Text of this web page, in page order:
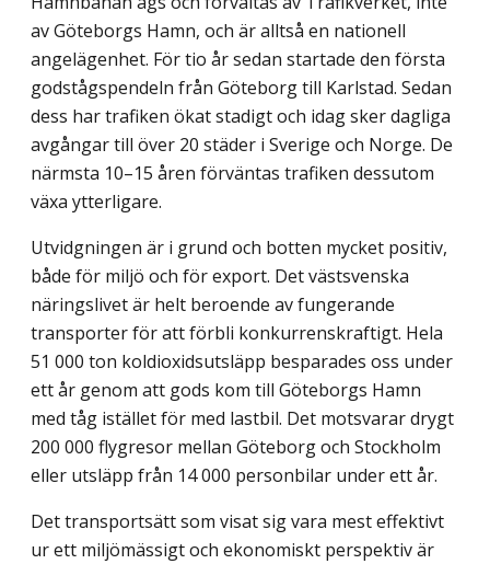
av Göteborgs Hamn, och är alltså en nationell
angelägenhet. För tio år sedan startade den första
godstågspendeln från Göteborg till Karlstad. Sedan
dess har trafiken ökat stadigt och idag sker dagliga
avgångar till över 20 städer i Sverige och Norge. De
närmsta 10–15 åren förväntas trafiken dessutom
växa ytterligare.
Utvidgningen är i grund och botten mycket positiv,
både för miljö och för export. Det västsvenska
näringslivet är helt beroende av fungerande
transporter för att förbli konkurrenskraftigt. Hela
51 000 ton koldioxidsutsläpp besparades oss under
ett år genom att gods kom till Göteborgs Hamn
med tåg istället för med lastbil. Det motsvarar drygt
200 000 flygresor mellan Göteborg och Stockholm
eller utsläpp från 14 000 personbilar under ett år.
Det transportsätt som visat sig vara mest effektivt
ur ett miljömässigt och ekonomiskt perspektiv är